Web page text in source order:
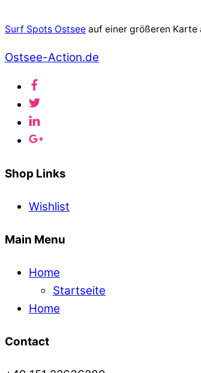
Surf Spots Ostsee auf einer größeren Karte
Ostsee-Action.de
Shop Links
Wishlist
Main Menu
Home
Startseite
Home
Contact